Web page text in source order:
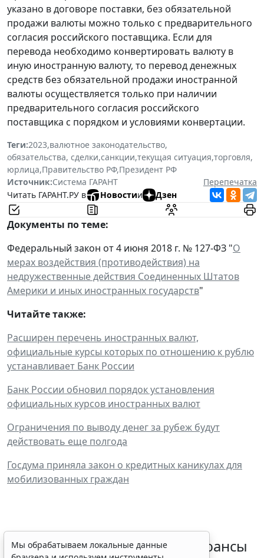
указано в договоре поставки, без обязательной
продажи валюты можно только с предварительного
согласия российского поставщика. Если для
перевода необходимо конвертировать валюту в
иную иностранную валюту, то перевод денежных
средств без обязательной продажи иностранной
валюты осуществляется только при наличии
предварительного согласия российского
поставщика с порядком и условиями конвертации.
Теги:2023,валютное законодательство,
обязательства, сделки,санкции,текущая ситуация,торговля,
юрлица,Правительство РФ,Президент РФ
Источник:Система ГАРАНТ
Перепечатка
Читать ГАРАНТ.РУ в
Новостии Дзен
Документы по теме:
Федеральный закон от 4 июня 2018 г. № 127-ФЗ "О
мерах воздействия (противодействия) на
недружественные действия Соединенных Штатов
Америки и иных иностранных государств"
Читайте также:
Расширен перечень иностранных валют,
официальные курсы которых по отношению к рублю
устанавливает Банк России
Банк России обновил порядок установления
официальных курсов иностранных валют
Ограничения по выводу денег за рубеж будут
действовать еще полгода
Госдума приняла закон о кредитных каникулах для
мобилизованных граждан
Резидентам РФ указали на нюансы
Мы обрабатываем локальные данные